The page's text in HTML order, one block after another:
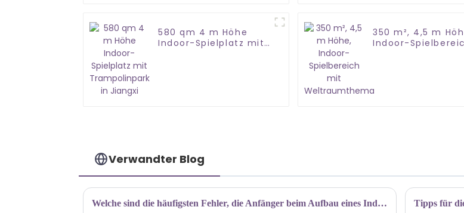
580 qm 4 m Höhe
Indoor-Spielplatz mit
350 m², 4,5 m
Indoor-
Verwandter Blog
Welche sind die häufigsten Fehler, die Anfänger beim Aufbau eines Indoor-Spielplatzes machen? Tipps für